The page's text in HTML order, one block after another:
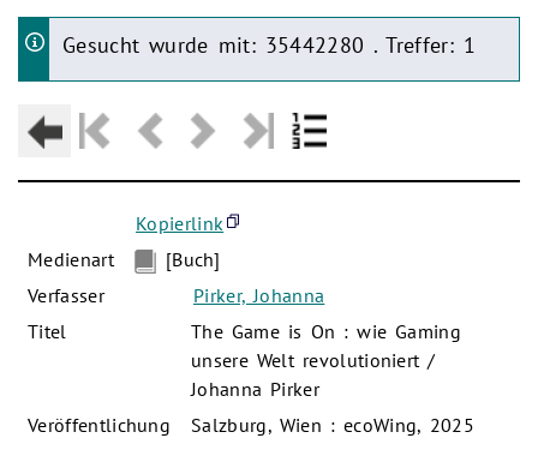
Gesucht wurde mit: 35442280 . Treffer: 1
Kopierlink
Medienart
[Buch]
Verfasser
Pirker, Johanna
Titel
The Game is On : wie Gaming
unsere Welt revolutioniert /
Johanna Pirker
Veröffentlichung
Salzburg, Wien : ecoWing, 2025